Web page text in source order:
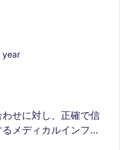
せに対し、正確で信
メディカルインフォ